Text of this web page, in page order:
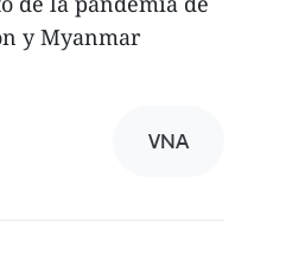
y Myanmar
VNA